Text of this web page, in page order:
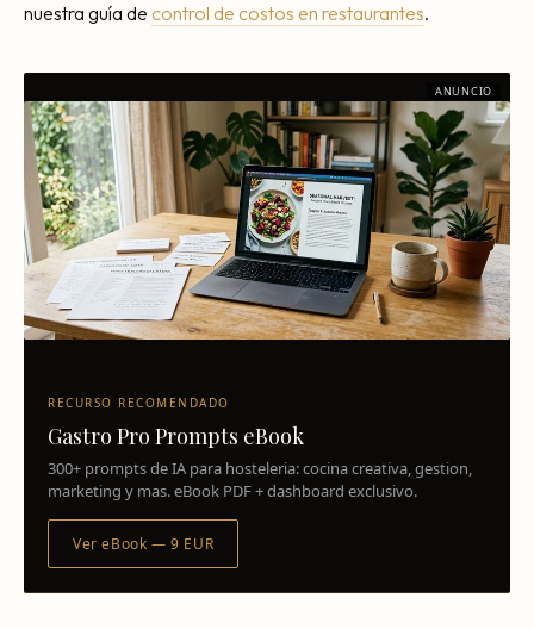
nuestra guía de control de costos en restaurantes.
ANUNCIO
RECURSO RECOMENDADO
Gastro Pro Prompts eBook
300+ prompts de IA para hosteleria: cocina creativa, gestion,
marketing y mas. eBook PDF + dashboard exclusivo.
Ver eBook — 9 EUR